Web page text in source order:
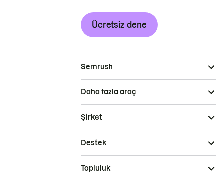
Ücretsiz dene
Semrush
Daha fazla araç
Şirket
Destek
Topluluk